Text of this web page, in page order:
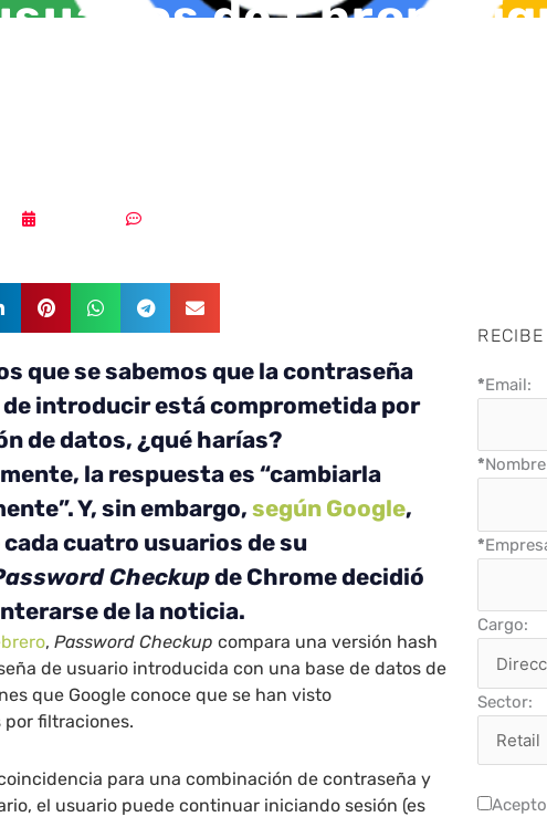
de Chrome
que se sabemos que la contraseña
de introducir está comprometida por
de datos, ¿qué harías?
la respuesta es “cambiarla
Y, sin embargo,según Google,
cada cuatro usuarios de su
Checkupde Chrome decidió
de la noticia.
,Password Checkup compara una versión hash
de usuario introducida con una base de datos de
que Google conoce que se han visto
filtraciones.
para una combinación de contraseña y
el usuario puede continuar iniciando sesión (es
*Email:
*
*
Cargo:
Sector: